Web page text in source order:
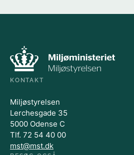
KONTAKT
Miljøstyrelsen
Lerchesgade 35
5000 Odense C
Tlf. 72 54 40 00
mst@mst.dk